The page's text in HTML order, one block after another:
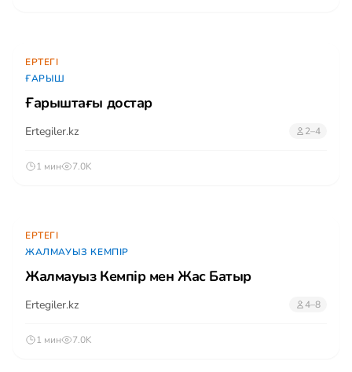
ЕРТЕГІ
ҒАРЫШ
Ғарыштағы достар
Ertegiler.kz 2–4
1 мин 7.0K
ЕРТЕГІ
ЖАЛМАУЫЗ КЕМПІР
Жалмауыз Кемпір мен Жас Батыр
Ertegiler.kz 4–8
1 мин 7.0K